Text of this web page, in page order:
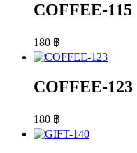
COFFEE-115
180 ฿
COFFEE-123
180 ฿